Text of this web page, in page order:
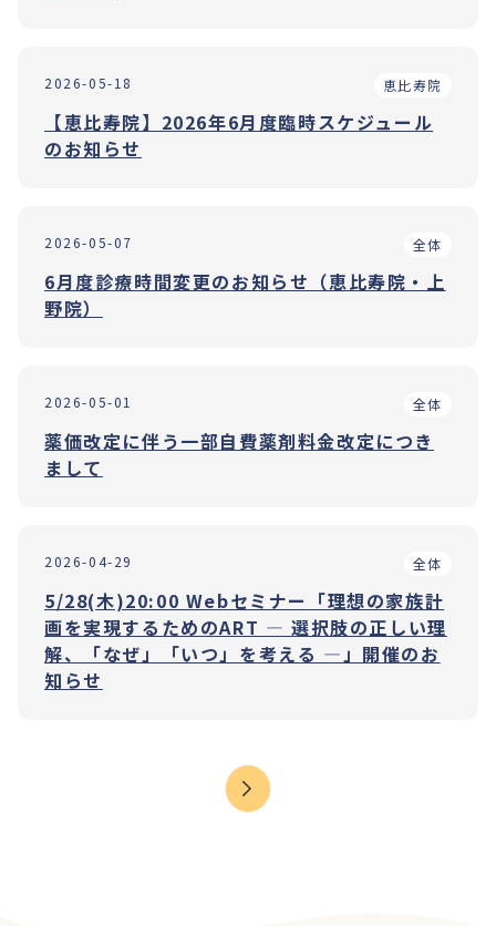
2026-05-18 恵比寿院
【恵比寿院】2026年6月度臨時スケジュール
のお知らせ
2026-05-07 全体
6月度診療時間変更のお知らせ（恵比寿院・上
野院）
2026-05-01 全体
薬価改定に伴う一部自費薬剤料金改定につき
まして
2026-04-29 全体
5/28(木)20:00 Webセミナー「理想の家族計
画を実現するためのART ― 選択肢の正しい理
解、「なぜ」「いつ」を考える ―」開催のお
知らせ